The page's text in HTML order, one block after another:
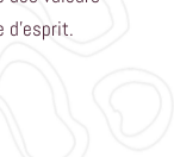
d'esprit.